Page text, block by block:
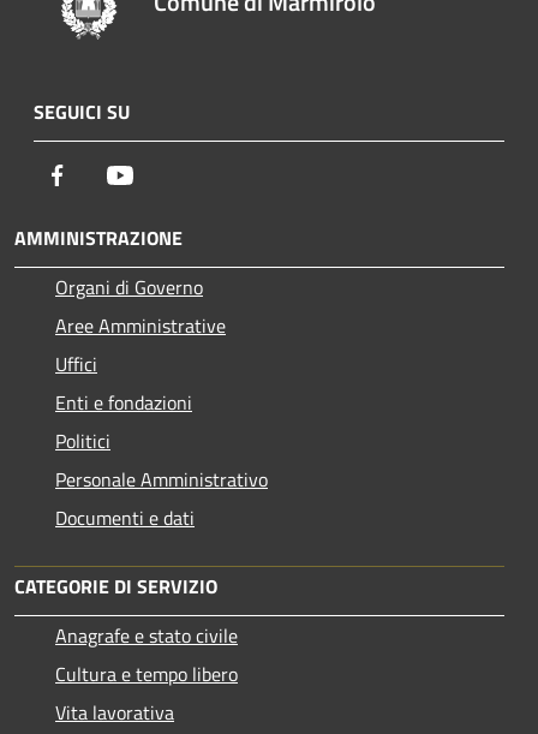
SEGUICI SU
Facebook
AMMINISTRAZIONE
Organi di Governo
Aree Amministrative
Uffici
Enti e fondazioni
Politici
Personale Amministrativo
Documenti e dati
CATEGORIE DI SERVIZIO
Anagrafe e stato civile
Cultura e tempo libero
Vita lavorativa